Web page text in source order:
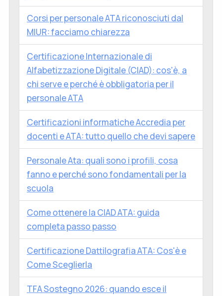
Corsi per personale ATA riconosciuti dal
MIUR: facciamo chiarezza
Certificazione Internazionale di
Alfabetizzazione Digitale (CIAD): cos'è, a
chi serve e perché è obbligatoria per il
personale ATA
Certificazioni informatiche Accredia per
docenti e ATA: tutto quello che devi sapere
Personale Ata: quali sono i profili, cosa
fanno e perché sono fondamentali per la
scuola
Come ottenere la CIAD ATA: guida
completa passo passo
Certificazione Dattilografia ATA: Cos'è e
Come Sceglierla
TFA Sostegno 2026: quando esce il